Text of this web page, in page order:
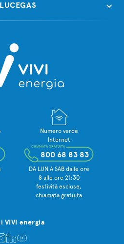
Numero verde
Internet
800 68 83 83
CHIAMATA GRATUITA
DA LUN A SAB dalle ore
8 alle ore 21:30
festività escluse,
chiamata gratuita
VIVI energia